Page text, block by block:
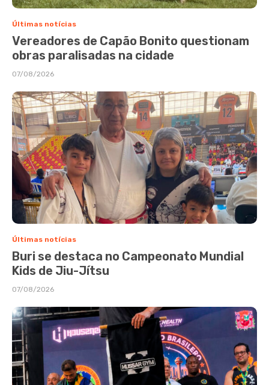
Últimas notícias
Vereadores de Capão Bonito questionam
obras paralisadas na cidade
07/08/2026
Últimas notícias
Buri se destaca no Campeonato Mundial
Kids de Jiu-Jítsu
07/08/2026